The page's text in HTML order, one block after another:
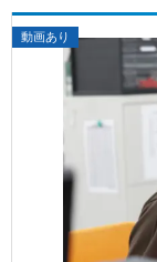
動画あり